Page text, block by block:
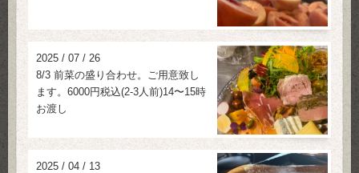
2025 / 07 / 26
8/3 前菜の盛り合わせ。ご用意致し
ます。6000円税込(2-3人前)14〜15時
お渡し
2025 / 04 / 13